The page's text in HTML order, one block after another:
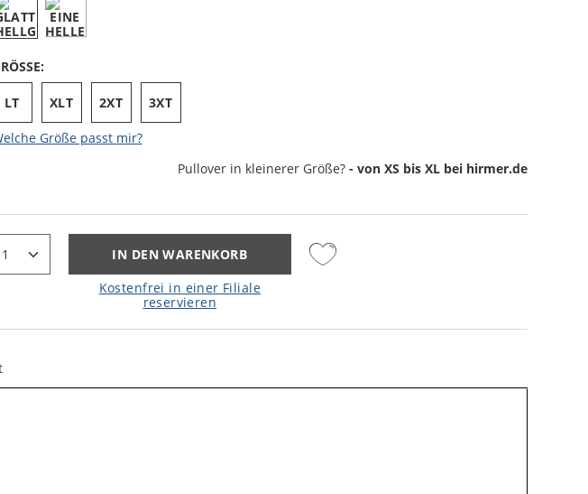
LT XLT 2XT 3XT
Größe passt mir?
Pullover in kleinerer Größe? - von XS bis XL bei hirmer.de
IN DEN WARENKORB
Kostenfrei in einer Filiale
reservieren